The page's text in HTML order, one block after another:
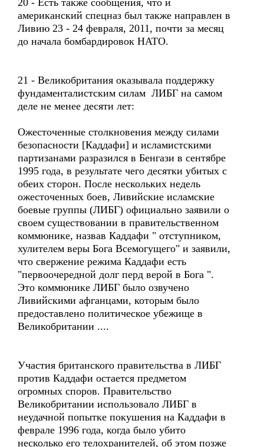
20 - Есть также сообщения, что и
американский спецназ был также направлен в
Ливию 23 - 24 февраля, 2011, почти за месяц
до начала бомбардировок НАТО.
21 - Великобритания оказывала поддержку
фундаменталистским силам ЛИБГ на самом
деле не менее десяти лет:
Ожесточенные столкновения между силами
безопасности [Каддафи] и исламистскими
партизанами разразился в Бенгази в сентябре
1995 года, в результате чего десятки убитых с
обеих сторон. После нескольких недель
ожесточенных боев, Ливийские исламские
боевые группы (ЛИБГ) официально заявили о
своем существовании в правительственном
коммюнике, назвав Каддафи " отступником,
хулителем веры Бога Всемогущего" и заявили,
что свержение режима Каддафи есть
"первоочередной долг перд верой в Бога ".
Это коммюнике ЛИБГ было озвучено
Ливийскими афганцами, которым было
предоставлено политическое убежище в
Великобритании ....
Участия британского правительства в ЛИБГ
против Каддафи остается предметом
огромных споров. Правительство
Великобритании использовало ЛИБГ в
неудачной попытке покушения на Каддафи в
феврале 1996 года, когда было убито
несколько его телохранителей, об этом позже